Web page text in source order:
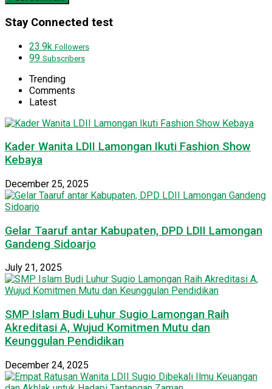
Stay Connected test
23.9k Followers
99 Subscribers
Trending
Comments
Latest
Kader Wanita LDII Lamongan Ikuti Fashion Show
Kebaya
December 25, 2025
Gelar Taaruf antar Kabupaten, DPD LDII Lamongan
Gandeng Sidoarjo
July 21, 2025
SMP Islam Budi Luhur Sugio Lamongan Raih
Akreditasi A, Wujud Komitmen Mutu dan
Keunggulan Pendidikan
December 24, 2025